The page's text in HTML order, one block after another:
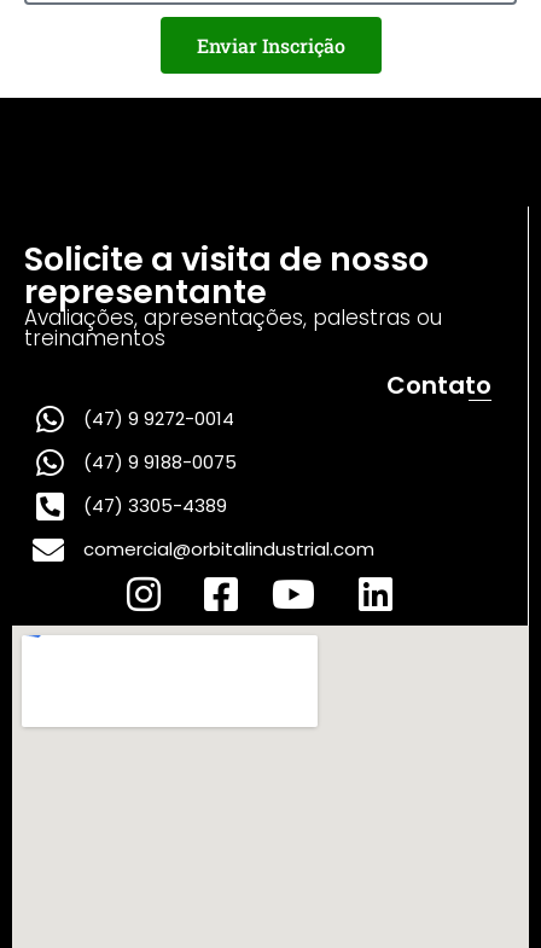
Enviar Inscrição
Solicite a visita de nosso
representante
Avaliações, apresentações, palestras ou
treinamentos
Contato
(47) 9 9272-0014
(47) 9 9188-0075
(47) 3305-4389
comercial@orbitalindustrial.com